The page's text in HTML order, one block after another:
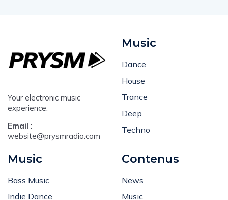
Your electronic music
experience.
Email :
website@prysmradio.com
Music
Dance
House
Trance
Deep
Techno
Music
Bass Music
Indie Dance
Contenus
News
Music